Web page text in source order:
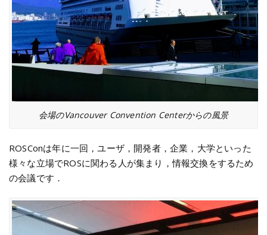
会場のVancouver Convention Centerからの風景
ROSConは年に一回，ユーザ，開発者，企業，大学といった
様々な立場でROSに関わる人が集まり，情報交換をするため
の会議です．